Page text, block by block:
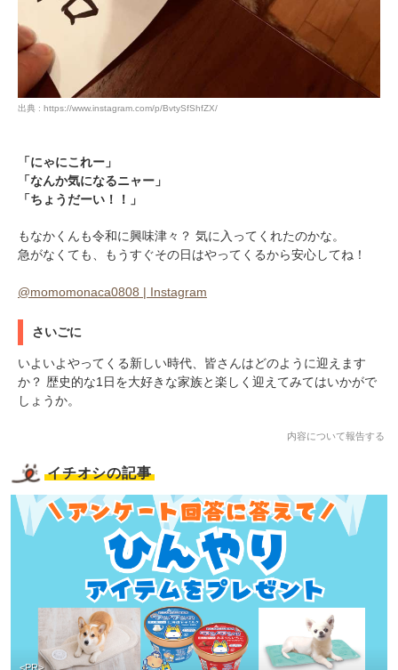
出典 : https://www.instagram.com/p/BvtySfShfZX/
「にゃにこれー」
「なんか気になるニャー」
「ちょうだーい！！」
もなかくんも令和に興味津々？ 気に入ってくれたのかな。
急がなくても、もうすぐその日はやってくるから安心してね！
@momomonaca0808 | Instagram
さいごに
いよいよやってくる新しい時代、皆さんはどのように迎えます
か？ 歴史的な1日を大好きな家族と楽しく迎えてみてはいかがで
しょうか。
内容について報告する
イチオシの記事
<PR>